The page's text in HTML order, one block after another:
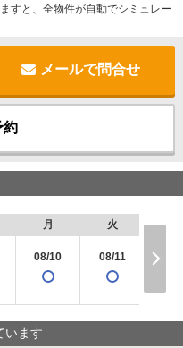
すと、全物件が自動でシミュレー
メールで問合せ
約
月
08/10
火
08/11
います